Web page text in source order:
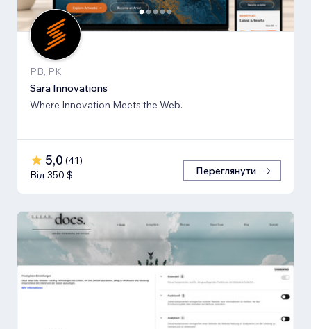
PB, PK
Sara Innovations
Where Innovation Meets the Web.
5,0 (41)
Від 350 $
Переглянути